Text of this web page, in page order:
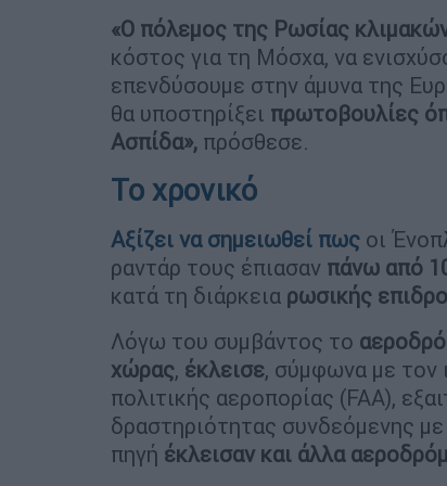
«Ο πόλεμος της Ρωσίας
κόστος για τη Μόσχα, να
επενδύσουμε στην άμυνα της
θα υποστηρίξει πρωτοβουλίες
Ασπίδα», πρόσθεσε.
Το χρονικό
Αξίζει να σημειωθεί πως οι
ραντάρ τους έπιασαν πάνω από
κατά τη διάρκεια ρωσικής
Λόγω του συμβάντος το
χώρας, έκλεισε, σύμφωνα με τον
πολιτικής αεροπορίας (FAA),
δραστηριότητας συνδεόμενης
πηγή έκλεισαν και άλλα